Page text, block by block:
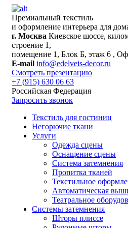
Премиальный текстиль
и оформление интерьера для
г. Москва Киевское шоссе,
строение 1,
помещение 1, Блок Б, этаж 6 ,
E-mail info@edelveis-decor.ru
Смотреть презентацию
+7 (915) 630 06 63
Российская Федерация
Запросить звонок
Текстиль для гостиниц
Негорючие ткани
Услуги
Одежда сцены
Оснащение сцены
Система затемнения
Пропитка тканей
Текстильное
Автоматическая
Театральное
Системы затемнения
Шторы плиссе